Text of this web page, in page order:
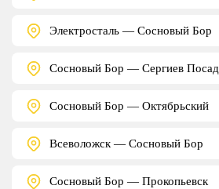
Электросталь — Сосновый Бор
Сосновый Бор — Сергиев Посад
Сосновый Бор — Октябрьский
Всеволожск — Сосновый Бор
Сосновый Бор — Прокопьевск